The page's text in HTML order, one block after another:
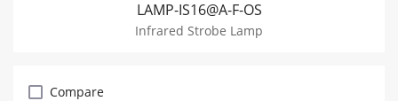
LAMP-IS16@A-F-OS
Infrared Strobe Lamp
Compare